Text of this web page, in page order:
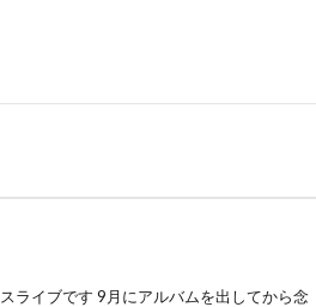
ライブです 9月にアルバムを出してから念